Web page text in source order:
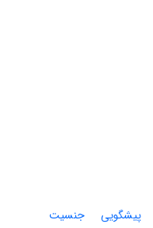
پیشگویی
جنسیت